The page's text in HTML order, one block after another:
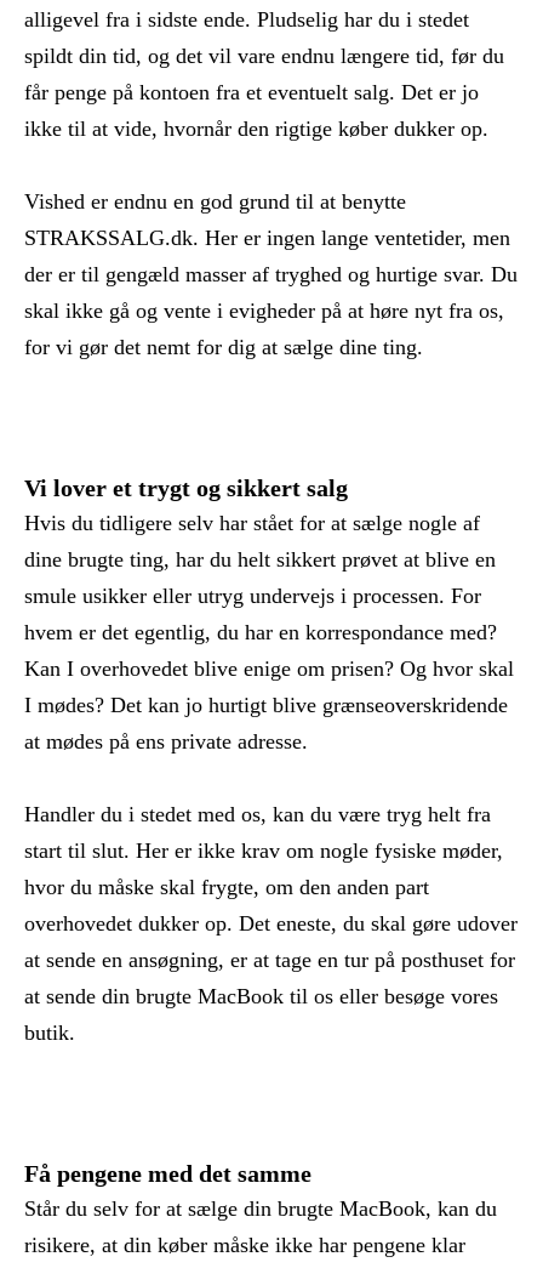
alligevel fra i sidste ende. Pludselig har du i stedet
spildt din tid, og det vil vare endnu længere tid, før du
får penge på kontoen fra et eventuelt salg. Det er jo
ikke til at vide, hvornår den rigtige køber dukker op.
Vished er endnu en god grund til at benytte
STRAKSSALG.dk. Her er ingen lange ventetider, men
der er til gengæld masser af tryghed og hurtige svar. Du
skal ikke gå og vente i evigheder på at høre nyt fra os,
for vi gør det nemt for dig at sælge dine ting.
Vi lover et trygt og sikkert salg
Hvis du tidligere selv har stået for at sælge nogle af
dine brugte ting, har du helt sikkert prøvet at blive en
smule usikker eller utryg undervejs i processen. For
hvem er det egentlig, du har en korrespondance med?
Kan I overhovedet blive enige om prisen? Og hvor skal
I mødes? Det kan jo hurtigt blive grænseoverskridende
at mødes på ens private adresse.
Handler du i stedet med os, kan du være tryg helt fra
start til slut. Her er ikke krav om nogle fysiske møder,
hvor du måske skal frygte, om den anden part
overhovedet dukker op. Det eneste, du skal gøre udover
at sende en ansøgning, er at tage en tur på posthuset for
at sende din brugte MacBook til os eller besøge vores
butik.
Få pengene med det samme
Står du selv for at sælge din brugte MacBook, kan du
risikere, at din køber måske ikke har pengene klar